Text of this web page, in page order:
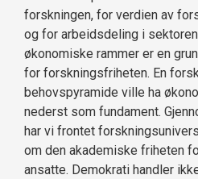
forskningen, for verdien av
og for arbeidsdeling i
økonomiske rammer er en
for forskningsfriheten. En
behovspyramide ville ha
nederst som fundament.
har vi frontet
om den akademiske friheten
ansatte. Demokrati handler